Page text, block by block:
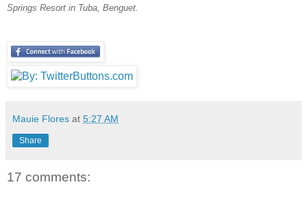
Springs Resort in Tuba, Benguet.
Mauie Flores at 5:27 AM
Share
17 comments: